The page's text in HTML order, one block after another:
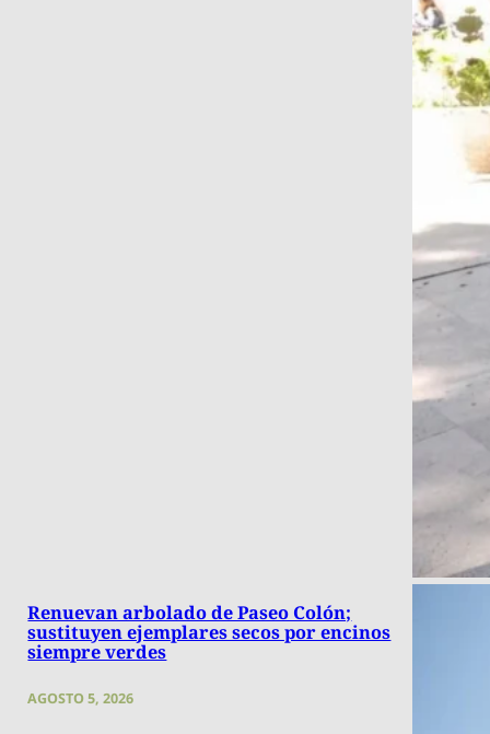
Renuevan arbolado de Paseo Colón;
sustituyen ejemplares secos por encinos
siempre verdes
AGOSTO 5, 2026